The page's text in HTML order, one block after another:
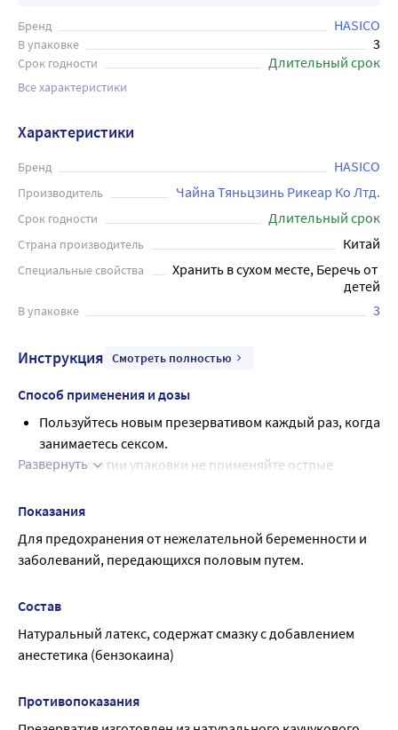
Бренд HASICO
В упаковке 3
Срок годности Длительный срок
Все характеристики
Характеристики
Бренд HASICO
Производитель Чайна Тяньцзинь Рикеар Ко Лтд.
Срок годности Длительный срок
Страна производитель Китай
Специальные свойства
Хранить в сухом месте, Беречь от
детей
В упаковке 3
Инструкция Смотреть полностью
Способ применения и дозы
Пользуйтесь новым презервативом каждый раз, когда
занимаетесь сексом.
При вскрытии упаковки не применяйте острые
Надевайте презерватив на половой член до начала
полового акта. Расположите свернутый презерватив
на головке эрегированного полового члена. Сожмите
двумя пальцами резервуар презерватива, чтобы
оставшийся воздух в резервуаре может стать
причиной разрыва презерватива. Расправьте
презерватив вниз до основания полового члена.
прижав к нему кромку презерватива, чтобы он не
Развернуть
Показания
Для предохранения от нежелательной беременности и
заболеваний, передающихся половым путем.
Состав
Натуральный латекс, содержат смазку с добавлением
анестетика (бензокаина)
Противопоказания